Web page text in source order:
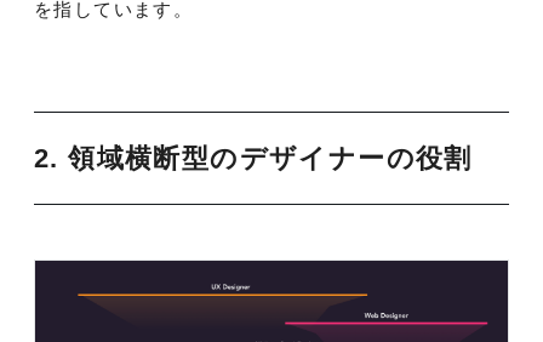
を指しています。
2. 領域横断型のデザイナーの役割